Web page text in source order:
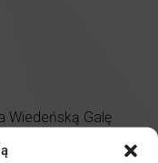
Wiedeńską Galę